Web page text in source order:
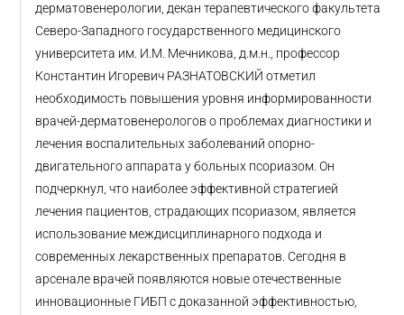
дерматовенерологии, декан терапевтического факультета
Северо-Западного государственного медицинского
университета им. И.М. Мечникова, д.м.н., профессор
Константин Игоревич РАЗНАТОВСКИЙ отметил
необходимость повышения уровня информированности
врачей-дерматовенерологов о проблемах диагностики и
лечения воспалительных заболеваний опорно-
двигательного аппарата у больных псориазом. Он
подчеркнул, что наиболее эффективной стратегией
лечения пациентов, страдающих псориазом, является
использование междисциплинарного подхода и
современных лекарственных препаратов. Сегодня в
арсенале врачей появляются новые отечественные
инновационные ГИБП с доказанной эффективностью,